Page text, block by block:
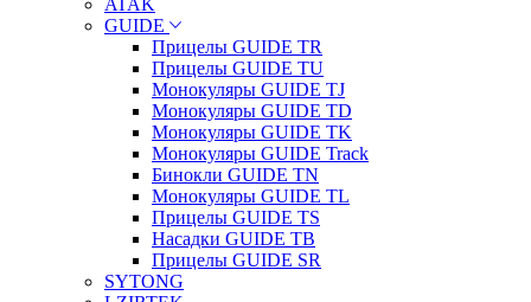
GUIDE
Прицелы GUIDE TR
Прицелы GUIDE TU
Монокуляры GUIDE TJ
Монокуляры GUIDE TD
Монокуляры GUIDE TK
Монокуляры GUIDE Track
Бинокли GUIDE TN
Монокуляры GUIDE TL
Прицелы GUIDE TS
Насадки GUIDE TB
Прицелы GUIDE SR
SYTONG